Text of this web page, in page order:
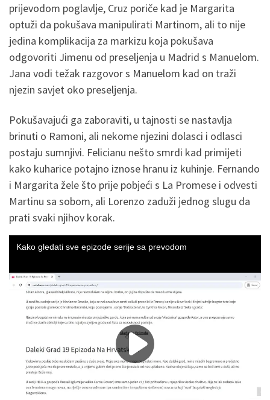
prijevodom poglavlje, Cruz poriče kad je Margarita
optuži da pokušava manipulirati Martinom, ali to nije
jedina komplikacija za markizu koja pokušava
odgovoriti Jimenu od preseljenja u Madrid s Manuelom.
Jana vodi težak razgovor s Manuelom kad on traži
njezin savjet oko preseljenja.
Pokušavajući ga zaboraviti, u tajnosti se nastavlja
brinuti o Ramoni, ali nekome njezini dolasci i odlasci
postaju sumnjivi. Felicianu nešto smrdi kad primijeti
kako kuharice potajno iznose hranu iz kuhinje. Fernando
i Margarita žele što prije pobjeći s La Promese i odvesti
Martinu sa sobom, ali Lorenzo zaduži jednog slugu da
prati svaki njihov korak.